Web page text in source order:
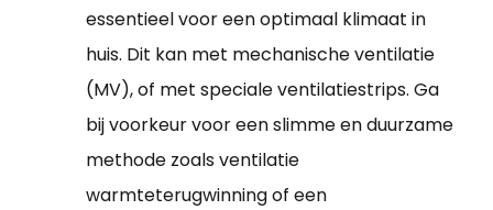
essentieel voor een optimaal klimaat in
huis. Dit kan met mechanische ventilatie
(MV), of met speciale ventilatiestrips. Ga
bij voorkeur voor een slimme en duurzame
methode zoals ventilatie
warmteterugwinning of een